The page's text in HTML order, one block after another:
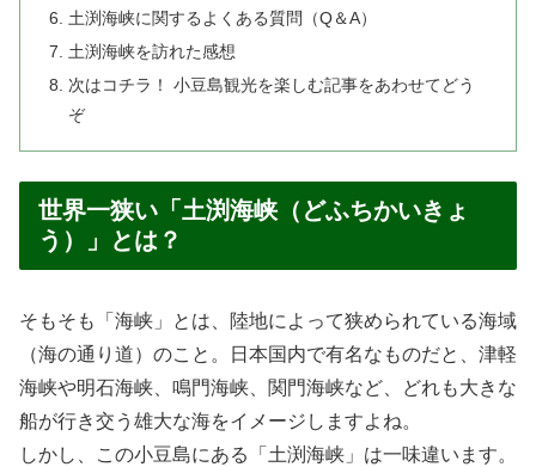
土渕海峡に関するよくある質問（Q＆A）
土渕海峡を訪れた感想
次はコチラ！ 小豆島観光を楽しむ記事をあわせてどう
ぞ
世界一狭い「土渕海峡（どふちかいきょ
う）」とは？
そもそも「海峡」とは、陸地によって狭められている海域
（海の通り道）のこと。日本国内で有名なものだと、津軽
海峡や明石海峡、鳴門海峡、関門海峡など、どれも大きな
船が行き交う雄大な海をイメージしますよね。
しかし、この小豆島にある「土渕海峡」は一味違います。